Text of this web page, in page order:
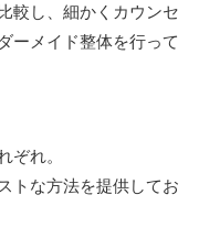
較し、細かくカウンセ
ーメイド整体を行って
ぞれ。
トな方法を提供してお